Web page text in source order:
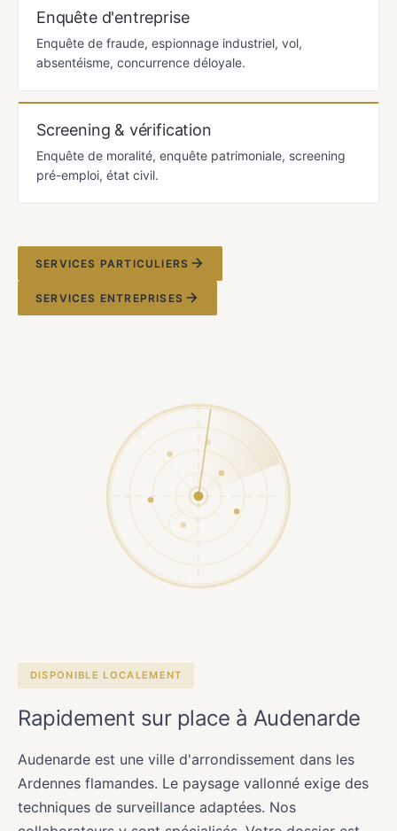
Enquête d'entreprise
Enquête de fraude, espionnage industriel, vol,
absentéisme, concurrence déloyale.
Screening & vérification
Enquête de moralité, enquête patrimoniale, screening
pré-emploi, état civil.
SERVICES PARTICULIERS
SERVICES ENTREPRISES
DISPONIBLE LOCALEMENT
Rapidement sur place à Audenarde
Audenarde est une ville d'arrondissement dans les
Ardennes flamandes. Le paysage vallonné exige des
techniques de surveillance adaptées. Nos